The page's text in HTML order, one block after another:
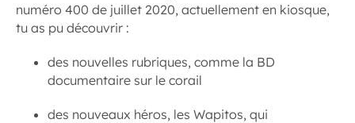
numéro 400 de juillet 2020, actuellement en kiosque,
tu as pu découvrir :
des nouvelles rubriques, comme la BD
documentaire sur le corail
des nouveaux héros, les Wapitos, qui